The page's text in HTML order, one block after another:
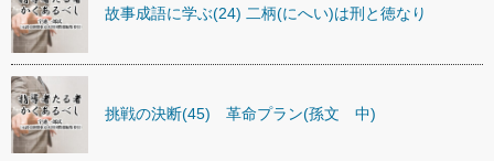
故事成語に学ぶ(24) 二柄(にへい)は刑と徳なり
挑戦の決断(45) 革命プラン(孫文 中)